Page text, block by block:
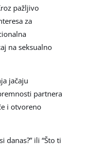
pažljivo
za
na seksualno
jačaju
partnera
i otvoreno
danas?” ili “Što ti